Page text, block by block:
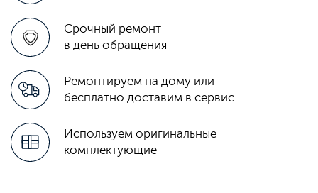
Срочный ремонт
в день обращения
Ремонтируем на дому или
бесплатно доставим в сервис
Используем оригинальные
комплектующие